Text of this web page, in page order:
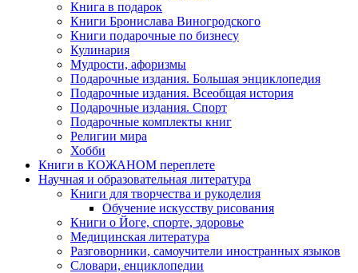
Книга в подарок
Книги Бронислава Виногродского
Книги подарочные по бизнесу
Кулинария
Мудрости, афоризмы
Подарочные издания. Большая энциклопедия
Подарочные издания. Всеобщая история
Подарочные издания. Спорт
Подарочные комплекты книг
Религии мира
Хобби
Книги в КОЖАНОМ переплете
Научная и образовательная литература
Книги для творчества и рукоделия
Обучение искусству рисования
Книги о Йоге, спорте, здоровье
Медицинская литература
Разговорники, самоучители иностранных языков
Словари, енциклопедии